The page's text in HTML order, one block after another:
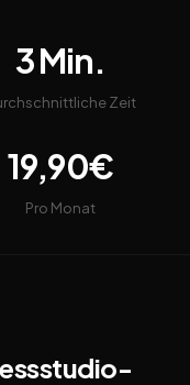
3 Min.
Zeit
19,90€
Pro Monat